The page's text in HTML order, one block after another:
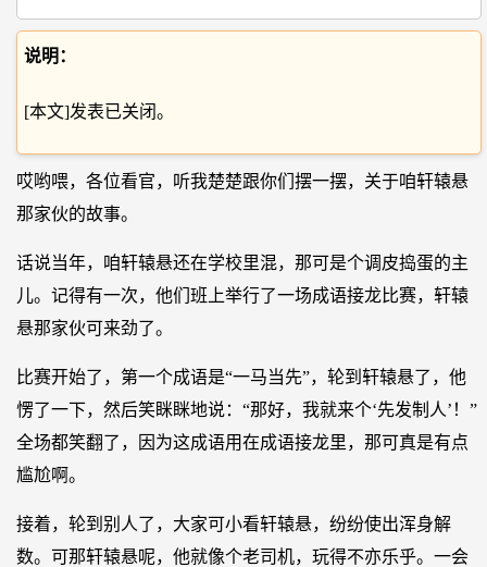
说明：
[本文]发表已关闭。
哎哟喂，各位看官，听我楚楚跟你们摆一摆，关于咱轩辕悬
那家伙的故事。
话说当年，咱轩辕悬还在学校里混，那可是个调皮捣蛋的主
儿。记得有一次，他们班上举行了一场成语接龙比赛，轩辕
悬那家伙可来劲了。
比赛开始了，第一个成语是“一马当先”，轮到轩辕悬了，他
愣了一下，然后笑眯眯地说：“那好，我就来个‘先发制人’！”
全场都笑翻了，因为这成语用在成语接龙里，那可真是有点
尴尬啊。
接着，轮到别人了，大家可小看轩辕悬，纷纷使出浑身解
数。可那轩辕悬呢，他就像个老司机，玩得不亦乐乎。一会